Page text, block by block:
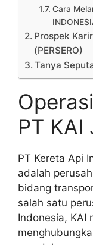
Cara
Prospek
(PERSERO)
Tanya
PT
PT Kereta Api
adalah
bidang
salah satu
Indonesia, KAI